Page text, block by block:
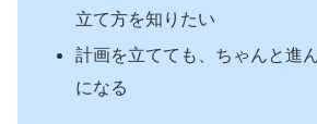
立て方を知りたい
計画を立てても、ちゃんと進
になる